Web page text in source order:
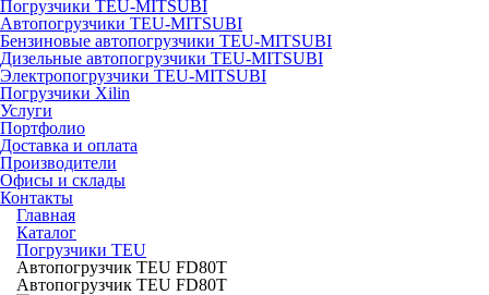
Погрузчики TEU-MITSUBI
Автопогрузчики TEU-MITSUBI
Бензиновые автопогрузчики TEU-MITSUBI
Дизельные автопогрузчики TEU-MITSUBI
Электропогрузчики TEU-MITSUBI
Погрузчики Xilin
Услуги
Портфолио
Доставка и оплата
Производители
Офисы и склады
Контакты
Главная
Каталог
Погрузчики TEU
Автопогрузчик TEU FD80T
Автопогрузчик TEU FD80T